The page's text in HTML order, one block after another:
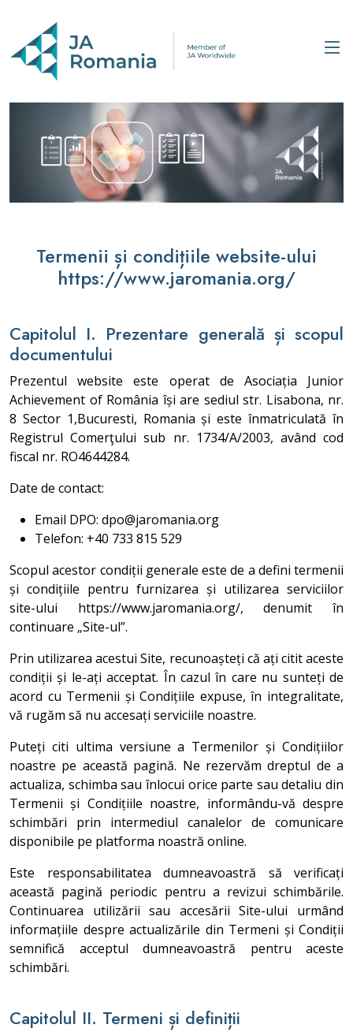
Termenii și condițiile website-ului
https://www.jaromania.org/
Capitolul I. Prezentare generală și scopul
documentului
Prezentul website este operat de Asociația Junior
Achievement of România își are sediul str. Lisabona, nr.
8 Sector 1,Bucuresti, Romania și este înmatriculată în
Registrul Comerţului sub nr. 1734/A/2003, având cod
fiscal nr. RO4644284.
Date de contact:
Email DPO: dpo@jaromania.org
Telefon: +40 733 815 529
Scopul acestor condiții generale este de a defini termenii
și condițiile pentru furnizarea și utilizarea serviciilor
site-ului https://www.jaromania.org/, denumit în
continuare „Site-ul”.
Prin utilizarea acestui Site, recunoașteți că ați citit aceste
condiții și le-ați acceptat. În cazul în care nu sunteți de
acord cu Termenii și Condițiile expuse, în integralitate,
vă rugăm să nu accesați serviciile noastre.
Puteți citi ultima versiune a Termenilor și Condițiilor
noastre pe această pagină. Ne rezervăm dreptul de a
actualiza, schimba sau înlocui orice parte sau detaliu din
Termenii și Condițiile noastre, informându-vă despre
schimbări prin intermediul canalelor de comunicare
disponibile pe platforma noastră online.
Este responsabilitatea dumneavoastră să verificați
această pagină periodic pentru a revizui schimbările.
Continuarea utilizării sau accesării Site-ului urmând
informațiile despre actualizările din Termeni și Condiții
semnifică acceptul dumneavoastră pentru aceste
schimbări.
Capitolul II. Termeni și definiții